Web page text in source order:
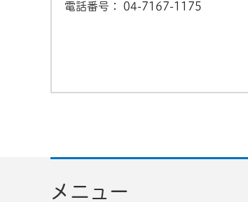
電話番号：
04-7167-1175
メニュー